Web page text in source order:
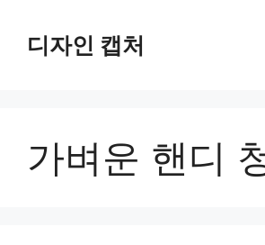
디자인 캡처
가벼운 핸디